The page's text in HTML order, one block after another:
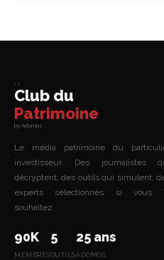
Le
Club du
Patrimoine
by Adomos
Le média patrimoine du
investisseur. Des journalistes
décryptent, des outils qui simulent,
experts sélectionnés si vous
souhaitez.
90K
MEMBRES
5
OUTILS
25 ans
ADOMOS